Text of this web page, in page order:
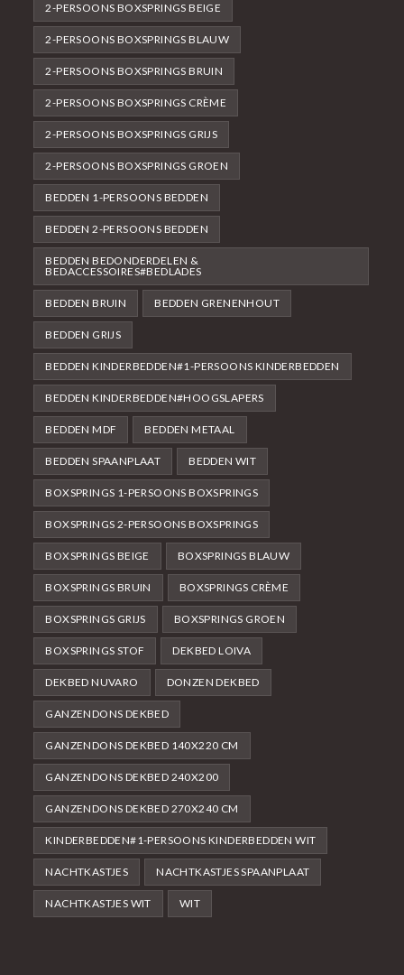
2-PERSOONS BOXSPRINGS BEIGE
2-PERSOONS BOXSPRINGS BLAUW
2-PERSOONS BOXSPRINGS BRUIN
2-PERSOONS BOXSPRINGS CRÈME
2-PERSOONS BOXSPRINGS GRIJS
2-PERSOONS BOXSPRINGS GROEN
BEDDEN 1-PERSOONS BEDDEN
BEDDEN 2-PERSOONS BEDDEN
BEDDEN BEDONDERDELEN &
BEDACCESSOIRES#BEDLADES
BEDDEN BRUIN BEDDEN GRENENHOUT
BEDDEN GRIJS
BEDDEN KINDERBEDDEN#1-PERSOONS KINDERBEDDEN
BEDDEN KINDERBEDDEN#HOOGSLAPERS
BEDDEN MDF BEDDEN METAAL
BEDDEN SPAANPLAAT BEDDEN WIT
BOXSPRINGS 1-PERSOONS BOXSPRINGS
BOXSPRINGS 2-PERSOONS BOXSPRINGS
BOXSPRINGS BEIGE BOXSPRINGS BLAUW
BOXSPRINGS BRUIN BOXSPRINGS CRÈME
BOXSPRINGS GRIJS BOXSPRINGS GROEN
BOXSPRINGS STOF DEKBED LOIVA
DEKBED NUVARO DONZEN DEKBED
GANZENDONS DEKBED
GANZENDONS DEKBED 140X220 CM
GANZENDONS DEKBED 240X200
GANZENDONS DEKBED 270X240 CM
KINDERBEDDEN#1-PERSOONS KINDERBEDDEN WIT
NACHTKASTJES NACHTKASTJES SPAANPLAAT
NACHTKASTJES WIT WIT